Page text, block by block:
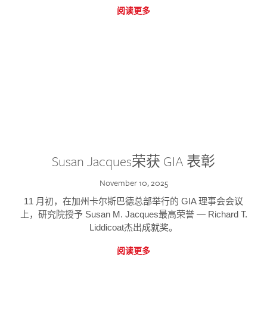
阅读更多
Susan Jacques荣获 GIA 表彰
November 10, 2025
11 月初，在加州卡尔斯巴德总部举行的 GIA 理事会会议
上，研究院授予 Susan M. Jacques最高荣誉 — Richard T.
Liddicoat杰出成就奖。
阅读更多